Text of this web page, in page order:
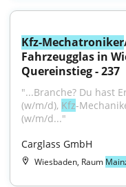
Kfz-Mechatroniker
Fahrzeugglas in
Quereinstieg - 237
"...Branche? Du hast
(w/m/d), Kfz-
(w/m/d..."
Carglass GmbH
Wiesbaden, Raum